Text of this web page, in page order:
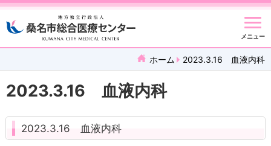
メニュー
ホーム 2023.3.16 血液内科
2023.3.16 血液内科
2023.3.16 血液内科